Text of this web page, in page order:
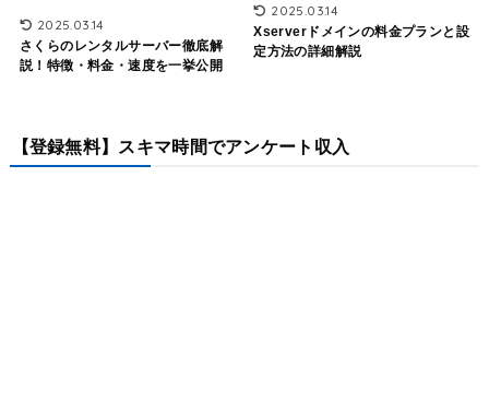
2025.03.14
さくらのレンタルサーバー徹底解
説！特徴・料金・速度を一挙公開
2025.03.14
Xserverドメインの料金プランと設
定方法の詳細解説
【登録無料】スキマ時間でアンケート収入